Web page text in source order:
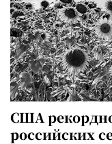
США
российских